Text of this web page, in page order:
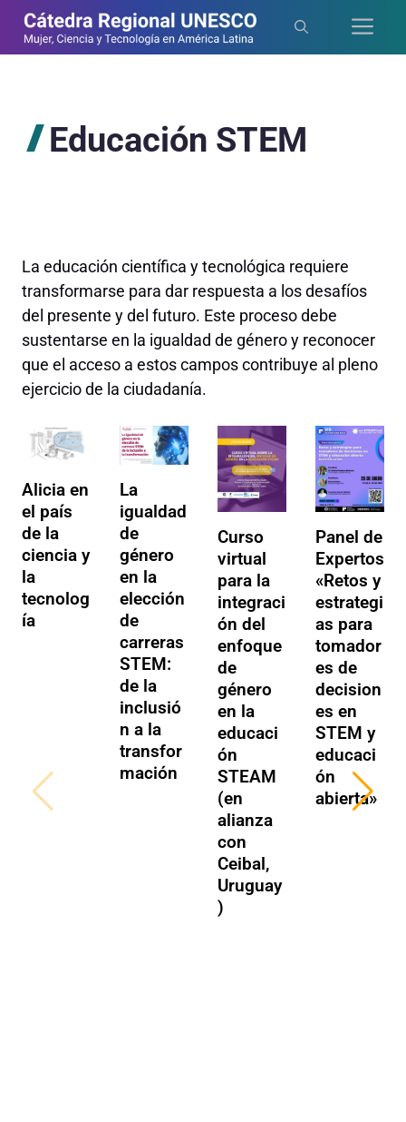
Saltar
contenido
Educación STEM
La educación científica y tecnológica requiere
transformarse para dar respuesta a los desafíos
del presente y del futuro. Este proceso debe
sustentarse en la igualdad de género y reconocer
que el acceso a estos campos contribuye al pleno
ejercicio de la ciudadanía.
Alicia en
el país
de la
ciencia y
la
tecnolog
ía
La
igualdad
de
género
en la
elección
de
carreras
STEM:
de la
inclusió
n a la
transfor
mación
Curso
virtual
para la
integraci
ón del
enfoque
de
género
en la
educaci
ón
STEAM
(en
alianza
con
Ceibal,
Uruguay
)
Panel de
Expertos
«Retos y
estrategi
as para
tomador
es de
decision
es en
STEM y
educaci
ón
abierta»